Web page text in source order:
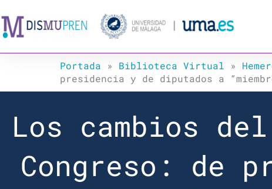
al
contenido
Portada » Biblioteca Virtual »
presidencia y de diputados a
Los cambios
Congreso: de